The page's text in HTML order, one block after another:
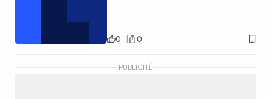
0 0
PUBLICITÉ